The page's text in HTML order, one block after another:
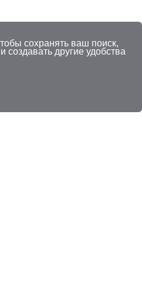
сохранять ваш поиск,
создавать другие удобства